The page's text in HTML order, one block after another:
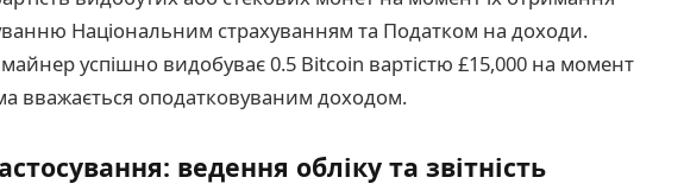
Національним страхуванням та Податком на доходи.
успішно видобуває 0.5 Bitcoin вартістю £15,000 на момент
вважається оподатковуваним доходом.
ведення обліку та звітність